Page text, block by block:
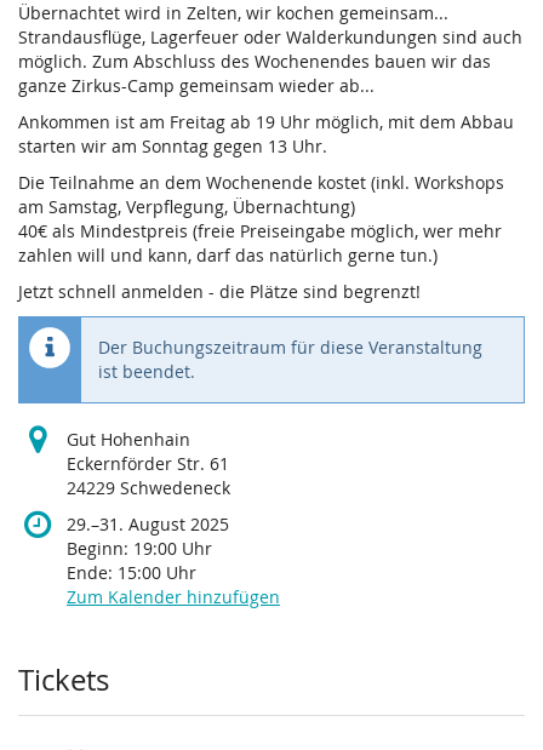
Übernachtet wird in Zelten, wir kochen gemeinsam...
Strandausflüge, Lagerfeuer oder Walderkundungen sind auch
möglich. Zum Abschluss des Wochenendes bauen wir das
ganze Zirkus-Camp gemeinsam wieder ab...
Ankommen ist am Freitag ab 19 Uhr möglich, mit dem Abbau
starten wir am Sonntag gegen 13 Uhr.
Die Teilnahme an dem Wochenende kostet (inkl. Workshops
am Samstag, Verpflegung, Übernachtung)
40€ als Mindestpreis (freie Preiseingabe möglich, wer mehr
zahlen will und kann, darf das natürlich gerne tun.)
Jetzt schnell anmelden - die Plätze sind begrenzt!
Der Buchungszeitraum für diese Veranstaltung
ist beendet.
Gut Hohenhain
Eckernförder Str. 61
24229 Schwedeneck
29.–bis
31. August 2025
Beginn: 19:00 Uhr
Ende: 15:00 Uhr
Zum Kalender hinzufügen
Produkte
Tickets